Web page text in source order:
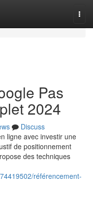
Pas
2024
Discuss
ligne avec investir une
de positionnement
des techniques
référencement-